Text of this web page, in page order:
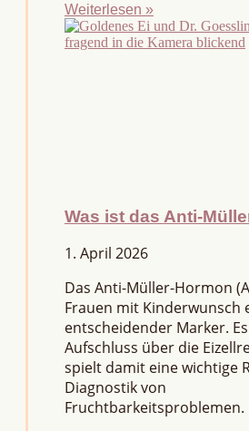
Weiterlesen »
Was ist das Anti-
1. April 2026
Das Anti-Müller-Hormon
Frauen mit Kinderwunsch
entscheidender Marker.
Aufschluss über die
spielt damit eine wichtige
Diagnostik von
Fruchtbarkeitsproblemen.